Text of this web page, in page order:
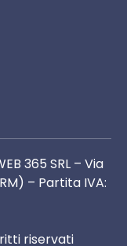
365 SRL – Via
– Partita IVA:
riservati